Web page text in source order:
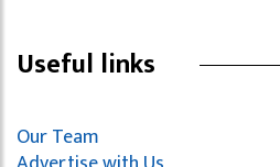
Useful links
Our Team